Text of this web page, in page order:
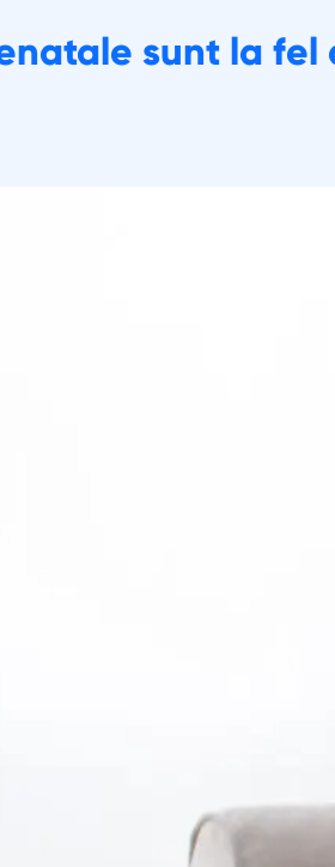
mame Unelte Articole
sunt la